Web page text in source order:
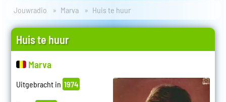
Jouwradio Marva Huis te huur
Huis te huur
Marva
Uitgebracht in 1974